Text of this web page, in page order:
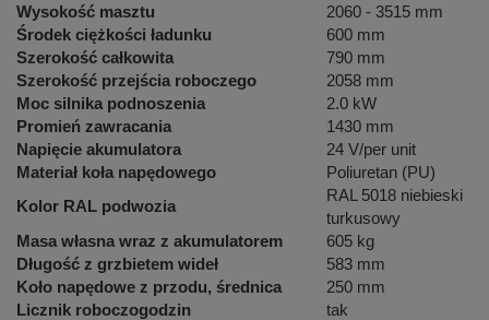
Wysokość masztu
2060 - 3515 mm
Środek ciężkości ładunku
600 mm
Szerokość całkowita
790 mm
Szerokość przejścia roboczego
2058 mm
Moc silnika podnoszenia
2.0 kW
Promień zawracania
1430 mm
Napięcie akumulatora
24 V/per unit
Materiał koła napędowego
Poliuretan (PU)
Kolor RAL podwozia
RAL 5018 niebieski
turkusowy
Masa własna wraz z akumulatorem
605 kg
Długość z grzbietem wideł
583 mm
Koło napędowe z przodu, średnica
250 mm
Licznik roboczogodzin
tak